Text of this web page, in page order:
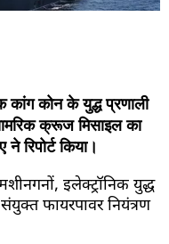
कोन के युद्ध प्रणाली
क्रूज मिसाइल का
रिपोर्ट किया।
इलेक्ट्रॉनिक युद्ध
फायरपावर नियंत्रण